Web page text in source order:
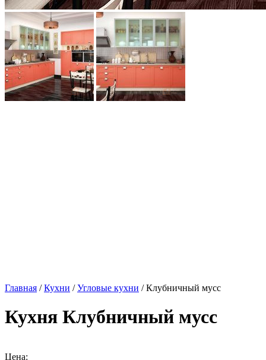
Главная /Кухни /Угловые кухни / Клубничный мусс
Кухня Клубничный мусс
Цена: